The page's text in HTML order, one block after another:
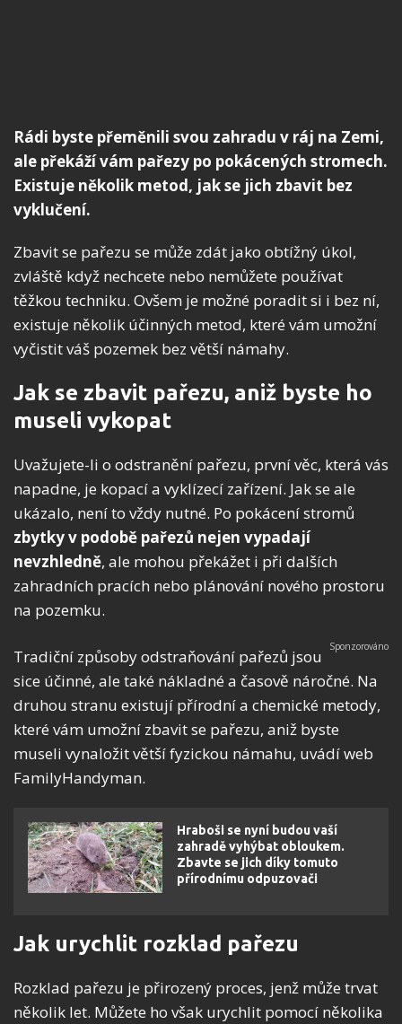
Rádi byste přeměnili svou zahradu v ráj na Zemi,
ale překáží vám pařezy po pokácených stromech.
Existuje několik metod, jak se jich zbavit bez
vyklučení.
Zbavit se pařezu se může zdát jako obtížný úkol,
zvláště když nechcete nebo nemůžete používat
těžkou techniku. Ovšem je možné poradit si i bez ní,
existuje několik účinných metod, které vám umožní
vyčistit váš pozemek bez větší námahy.
Jak se zbavit pařezu, aniž byste ho
museli vykopat
Uvažujete-li o odstranění pařezu, první věc, která vás
napadne, je kopací a vyklízecí zařízení. Jak se ale
ukázalo, není to vždy nutné. Po pokácení stromů
zbytky v podobě pařezů nejen vypadají
nevzhledně, ale mohou překážet i při dalších
zahradních pracích nebo plánování nového prostoru
na pozemku.
Tradiční způsoby odstraňování pařezů jsou
sice účinné, ale také nákladné a časově náročné. Na
druhou stranu existují přírodní a chemické metody,
které vám umožní zbavit se pařezu, aniž byste
museli vynaložit větší fyzickou námahu, uvádí web
FamilyHandyman.
Hraboši se nyní budou vaší
zahradě vyhýbat obloukem.
Zbavte se jich díky tomuto
přírodnímu odpuzovači
Jak urychlit rozklad pařezu
Rozklad pařezu je přirozený proces, jenž může trvat
několik let. Můžete ho však urychlit pomocí několika